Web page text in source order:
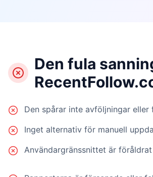
Den fula
Den spårar inte avföljningar eller
Inget alternativ för manuell
Användargränssnittet är